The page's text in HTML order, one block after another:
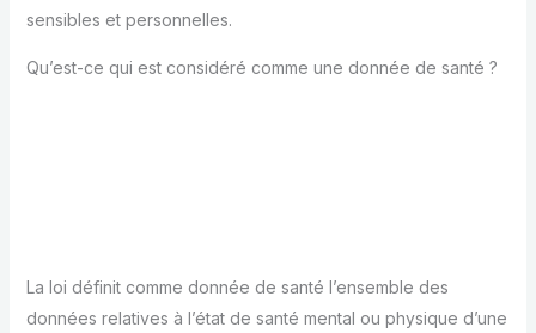
sensibles et personnelles.
Qu’est-ce qui est considéré comme une donnée de santé ?
La loi définit comme donnée de santé l’ensemble des
données relatives à l’état de santé mental ou physique d’une